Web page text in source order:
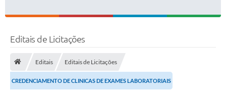
Editais de Licitações
Editais Editais de Licitações
CREDENCIAMENTO DE CLINICAS DE EXAMES LABORATORIAIS